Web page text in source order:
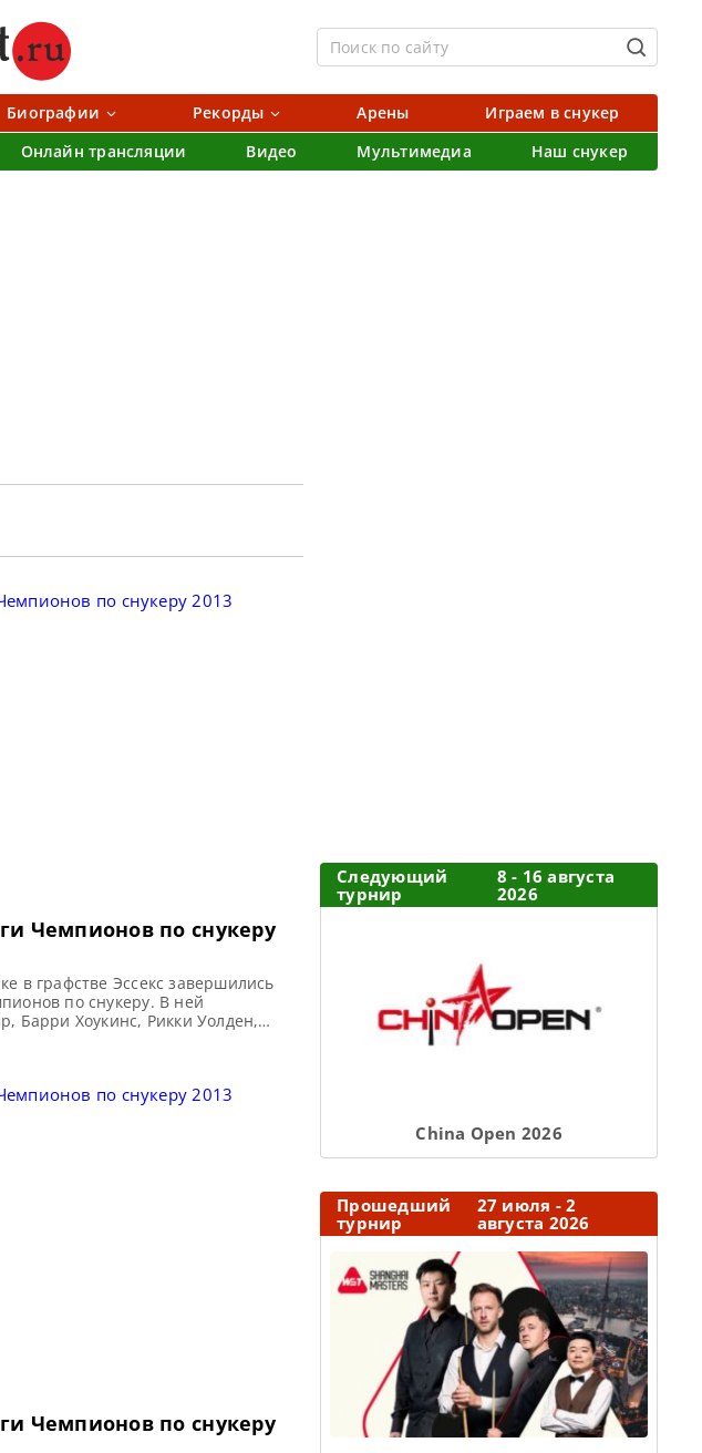
Биографии Рекорды Арены
Играем в снукер
Онлайн трансляции Видео Мультимедиа Наш снукер
Чемпионов по снукеру
в графстве Эссекс завершились
по снукеру. В ней
Барри Хоукинс, Рикки Уолден,
Доминик Дэйл, Марко Фу.
Гулду, которые были […]
Чемпионов по снукеру
Следующий
турнир
8 - 16 августа
2026
Сhina Open 2026
Прошедший
турнир
27 июля - 2
августа 2026